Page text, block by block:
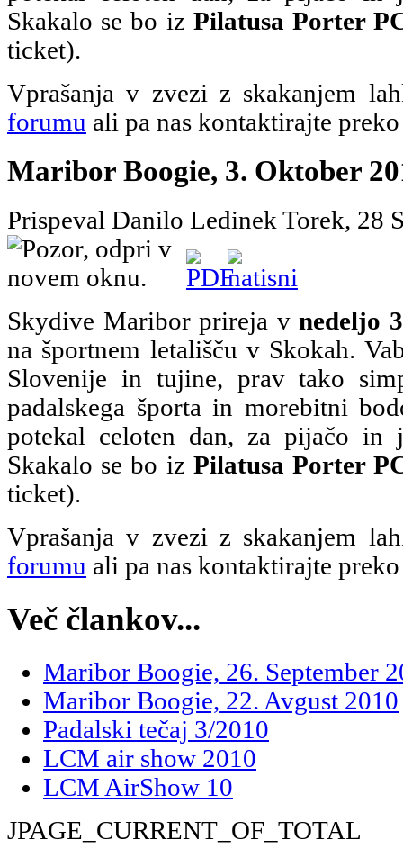
Skakalo se bo iz Pilatusa Porter
ticket).
Vprašanja v zvezi z skakanjem
forumu ali pa nas kontaktirajte
Maribor Boogie, 3. Oktober
Prispeval Danilo Ledinek Torek, 28
Skydive Maribor prireja vnedeljo
na športnem letališču v Skokah.
Slovenije in tujine, prav tako
padalskega športa in morebitni
potekal celoten dan, za pijačo in
Skakalo se bo iz Pilatusa Porter
ticket).
Vprašanja v zvezi z skakanjem
forumu ali pa nas kontaktirajte
Več člankov...
Maribor Boogie, 26. September
Maribor Boogie, 22. Avgust 2010
Padalski tečaj 3/2010
LCM air show 2010
LCM AirShow 10
JPAGE_CURRENT_OF_TOTAL